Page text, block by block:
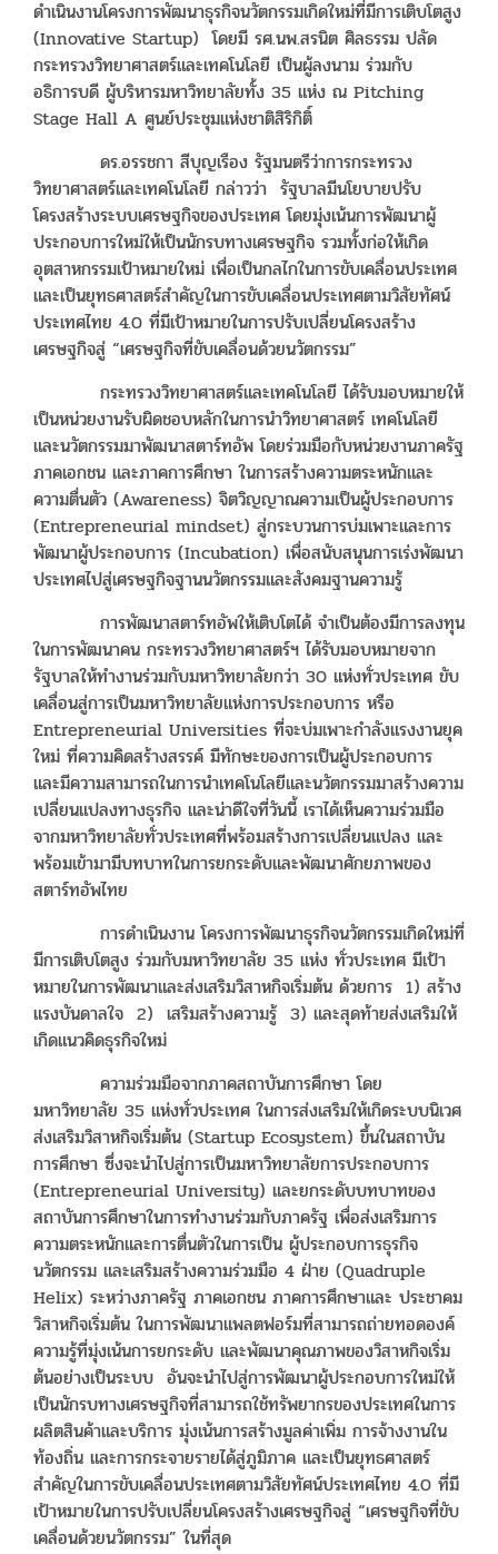
ดำเนินงานโครงการพัฒนาธุรกิจนวัตกรรมเกิดใหม่ที่มีการเติบโตสูง
(Innovative Startup) โดยมี รศ.นพ.สรนิต ศิลธรรม ปลัด
กระทรวงวิทยาศาสตร์และเทคโนโลยี เป็นผู้ลงนาม ร่วมกับ
อธิการบดี ผู้บริหารมหาวิทยาลัยทั้ง 35 แห่ง ณ Pitching
Stage Hall A ศูนย์ประชุมแห่งชาติสิริกิติ์
ดร.อรรชกา สีบุญเรือง รัฐมนตรีว่าการกระทรวง
วิทยาศาสตร์และเทคโนโลยี กล่าวว่า รัฐบาลมีนโยบายปรับ
โครงสร้างระบบเศรษฐกิจของประเทศ โดยมุ่งเน้นการพัฒนาผู้
ประกอบการใหม่ให้เป็นนักรบทางเศรษฐกิจ รวมทั้งก่อให้เกิด
อุตสาหกรรมเป้าหมายใหม่ เพื่อเป็นกลไกในการขับเคลื่อนประเทศ
และเป็นยุทธศาสตร์สำคัญในการขับเคลื่อนประเทศตามวิสัยทัศน์
ประเทศไทย 4.0 ที่มีเป้าหมายในการปรับเปลี่ยนโครงสร้าง
เศรษฐกิจสู่ “เศรษฐกิจที่ขับเคลื่อนด้วยนวัตกรรม”
กระทรวงวิทยาศาสตร์และเทคโนโลยี ได้รับมอบหมายให้
เป็นหน่วยงานรับผิดชอบหลักในการนำวิทยาศาสตร์ เทคโนโลยี
และนวัตกรรมมาพัฒนาสตาร์ทอัพ โดยร่วมมือกับหน่วยงานภาครัฐ
ภาคเอกชน และภาคการศึกษา ในการสร้างความตระหนักและ
ความตื่นตัว (Awareness) จิตวิญญาณความเป็นผู้ประกอบการ
(Entrepreneurial mindset) สู่กระบวนการบ่มเพาะและการ
พัฒนาผู้ประกอบการ (Incubation) เพื่อสนับสนุนการเร่งพัฒนา
ประเทศไปสู่เศรษฐกิจฐานนวัตกรรมและสังคมฐานความรู้
การพัฒนาสตาร์ทอัพให้เติบโตได้ จำเป็นต้องมีการลงทุน
ในการพัฒนาคน กระทรวงวิทยาศาสตร์ฯ ได้รับมอบหมายจาก
รัฐบาลให้ทำงานร่วมกับมหาวิทยาลัยกว่า 30 แห่งทั่วประเทศ ขับ
เคลื่อนสู่การเป็นมหาวิทยาลัยแห่งการประกอบการ หรือ
Entrepreneurial Universities ที่จะบ่มเพาะกำลังแรงงานยุค
ใหม่ ที่ความคิดสร้างสรรค์ มีทักษะของการเป็นผู้ประกอบการ
และมีความสามารถในการนำเทคโนโลยีและนวัตกรรมมาสร้างความ
เปลี่ยนแปลงทางธุรกิจ และน่าดีใจที่วันนี้ เราได้เห็นความร่วมมือ
จากมหาวิทยาลัยทั่วประเทศที่พร้อมสร้างการเปลี่ยนแปลง และ
พร้อมเข้ามามีบทบาทในการยกระดับและพัฒนาศักยภาพของ
สตาร์ทอัพไทย
การดำเนินงาน โครงการพัฒนาธุรกิจนวัตกรรมเกิดใหม่ที่
มีการเติบโตสูง ร่วมกับมหาวิทยาลัย 35 แห่ง ทั่วประเทศ มีเป้า
หมายในการพัฒนาและส่งเสริมวิสาหกิจเริ่มต้น ด้วยการ 1) สร้าง
แรงบันดาลใจ 2) เสริมสร้างความรู้ 3) และสุดท้ายส่งเสริมให้
เกิดแนวคิดธุรกิจใหม่
ความร่วมมือจากภาคสถาบันการศึกษา โดย
มหาวิทยาลัย 35 แห่งทั่วประเทศ ในการส่งเสริมให้เกิดระบบนิเวศ
ส่งเสริมวิสาหกิจเริ่มต้น (Startup Ecosystem) ขึ้นในสถาบัน
การศึกษา ซึ่งจะนำไปสู่การเป็นมหาวิทยาลัยการประกอบการ
(Entrepreneurial University) และยกระดับบทบาทของ
สถาบันการศึกษาในการทำงานร่วมกับภาครัฐ เพื่อส่งเสริมการ
ความตระหนักและการตื่นตัวในการเป็น ผู้ประกอบการธุรกิจ
นวัตกรรม และเสริมสร้างความร่วมมือ 4 ฝ่าย (Quadruple
Helix) ระหว่างภาครัฐ ภาคเอกชน ภาคการศึกษาและ ประชาคม
วิสาหกิจเริ่มต้น ในการพัฒนาแพลตฟอร์มที่สามารถถ่ายทอดองค์
ความรู้ที่มุ่งเน้นการยกระดับ และพัฒนาคุณภาพของวิสาหกิจเริ่ม
ต้นอย่างเป็นระบบ อันจะนำไปสู่การพัฒนาผู้ประกอบการใหม่ให้
เป็นนักรบทางเศรษฐกิจที่สามารถใช้ทรัพยากรของประเทศในการ
ผลิตสินค้าและบริการ มุ่งเน้นการสร้างมูลค่าเพิ่ม การจ้างงานใน
ท้องถิ่น และการกระจายรายได้สู่ภูมิภาค และเป็นยุทธศาสตร์
สำคัญในการขับเคลื่อนประเทศตามวิสัยทัศน์ประเทศไทย 4.0 ที่มี
เป้าหมายในการปรับเปลี่ยนโครงสร้างเศรษฐกิจสู่ “เศรษฐกิจที่ขับ
เคลื่อนด้วยนวัตกรรม” ในที่สุด